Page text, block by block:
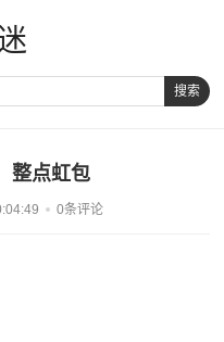
搜索
整点虹包
0条评论